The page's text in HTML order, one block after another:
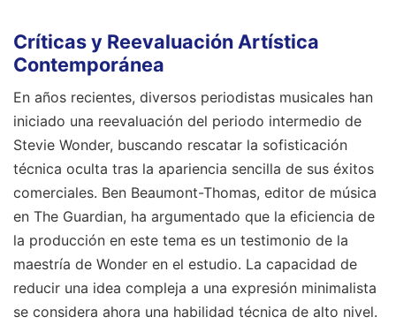
Críticas y Reevaluación Artística
Contemporánea
En años recientes, diversos periodistas musicales han
iniciado una reevaluación del periodo intermedio de
Stevie Wonder, buscando rescatar la sofisticación
técnica oculta tras la apariencia sencilla de sus éxitos
comerciales. Ben Beaumont-Thomas, editor de música
en The Guardian, ha argumentado que la eficiencia de
la producción en este tema es un testimonio de la
maestría de Wonder en el estudio. La capacidad de
reducir una idea compleja a una expresión minimalista
se considera ahora una habilidad técnica de alto nivel.